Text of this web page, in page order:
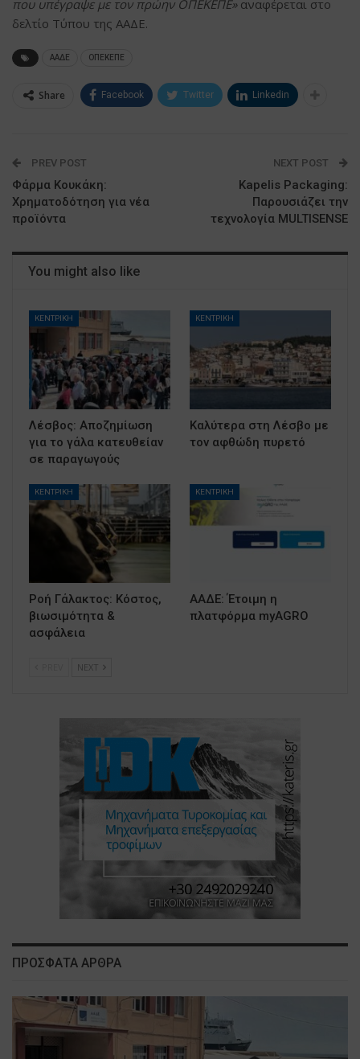
που υπέγραψε με τον πρώην ΟΠΕΚΕΠΕ»αναφέρεται στο
δελτίο Τύπου της ΑΑΔΕ.
ΑΑΔΕ ΟΠΕΚΕΠΕ
Share Facebook Twitter Linkedin
PREV POST
Φάρμα Κουκάκη:
Χρηματοδότηση για νέα
προϊόντα
NEXT POST
Kapelis Packaging:
Παρουσιάζει την
τεχνολογία MULTISENSE
You might also like
ΚΕΝΤΡΙΚΗ
Λέσβος: Αποζημίωση
για το γάλα κατευθείαν
σε παραγωγούς
ΚΕΝΤΡΙΚΗ
Καλύτερα στη Λέσβο με
τον αφθώδη πυρετό
ΚΕΝΤΡΙΚΗ
Ροή Γάλακτος: Κόστος,
βιωσιμότητα &
ασφάλεια
ΚΕΝΤΡΙΚΗ
ΑΑΔΕ: Έτοιμη η
πλατφόρμα myAGRO
NEXT
ΠΡΟΣΦΑΤΑ ΑΡΘΡΑ